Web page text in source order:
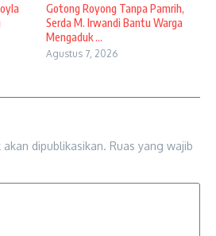
Gotong Royong Tanpa Pamrih,
Serda M. Irwandi Bantu Warga
Mengaduk ...
Agustus 7, 2026
dipublikasikan. Ruas yang wajib